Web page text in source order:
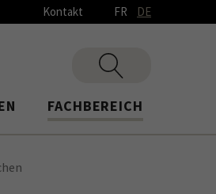
Kontakt FR DE
FACHBEREICH